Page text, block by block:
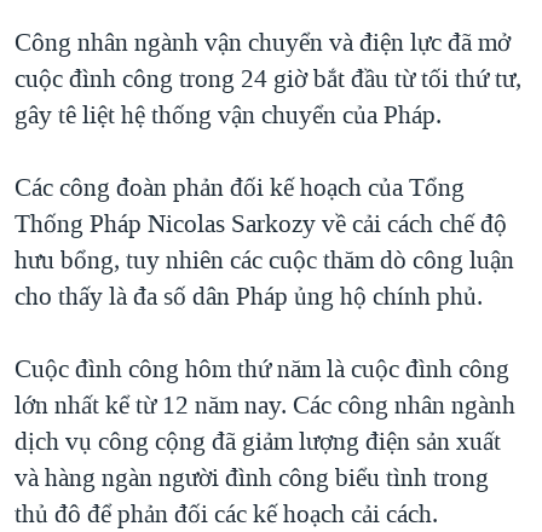
VĂN HOÁ
THỂ THAO
GIÁO DỤC
GROUND ZERO – XƯA VÀ NAY
CHI PHÍ CHIẾN TRANH AFGHANISTAN
THƯỢNG ĐỈNH TRUMP-KIM TẠI VIỆT NAM
TRỊNH VĨNH BÌNH VS. CHÍNH PHỦ VIỆT NAM
NGƯ DÂN VIỆT VÀ LÀN SÓNG TRỘM HẢI SÂM
QUAN HỆ VIỆT MỸ
Ngôn ngữ khác
Công nhân ngành vận chuyển và điện lực đã mở
cuộc đình công trong 24 giờ bắt đầu từ tối thứ tư,
gây tê liệt hệ thống vận chuyển của Pháp.
Các công đoàn phản đối kế hoạch của Tổng
Thống Pháp Nicolas Sarkozy về cải cách chế độ
hưu bổng, tuy nhiên các cuộc thăm dò công luận
cho thấy là đa số dân Pháp ủng hộ chính phủ.
Cuộc đình công hôm thứ năm là cuộc đình công
lớn nhất kể từ 12 năm nay. Các công nhân ngành
dịch vụ công cộng đã giảm lượng điện sản xuất
và hàng ngàn người đình công biểu tình trong
thủ đô để phản đối các kế hoạch cải cách.